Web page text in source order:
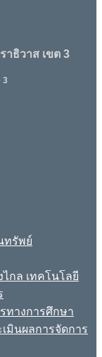
ธิวาส เขต 3
3
ทรัพย์
กล เทคโนโลยี
างการศึกษา
มินผลการจัดการ